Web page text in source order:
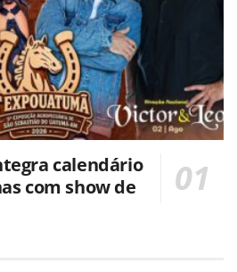
calendário
com show de